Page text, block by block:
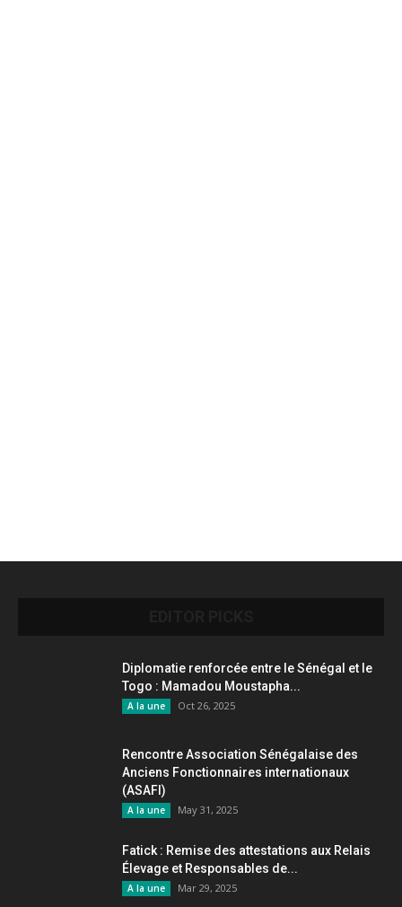
Diplomatie renforcée entre le Sénégal et le
Togo : Mamadou Moustapha...
A la une Oct 26, 2025
Rencontre Association Sénégalaise des
Anciens Fonctionnaires internationaux
(ASAFI)
A la une May 31, 2025
Fatick : Remise des attestations aux Relais
Élevage et Responsables de...
A la une Mar 29, 2025